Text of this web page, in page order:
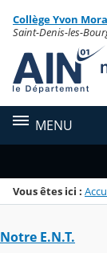
Menu de la
Contenu
Collège Yvon
Saint-Denis-les-
MENU
Vous êtes ici :
Notre E.N.T.